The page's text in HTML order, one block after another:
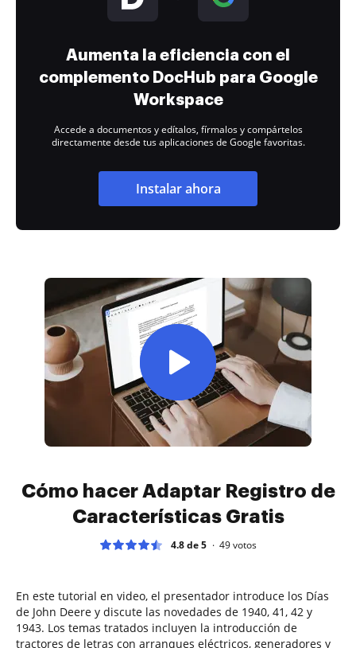
Aumenta la eficiencia con el
complemento DocHub para Google
Workspace
Accede a documentos y edítalos, fírmalos y compártelos
directamente desde tus aplicaciones de Google favoritas.
Instalar ahora
Cómo hacer Adaptar Registro de
Características Gratis
4.8 de 5 49votos
En este tutorial en video, el presentador introduce los Días
de John Deere y discute las novedades de 1940, 41, 42 y
1943. Los temas tratados incluyen la introducción de
tractores de letras con arranques eléctricos, generadores y